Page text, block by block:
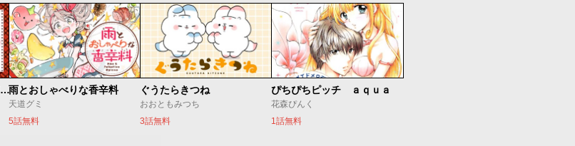
しゅごキャラ！ ジュエルジョーカー雨とおしゃべりな香辛料
天道グミ
5話無料
ぐうたらきつね
おおともみつち
3話無料
ぴちぴちピッチ ａｑｕａ
花森ぴんく
1話無料